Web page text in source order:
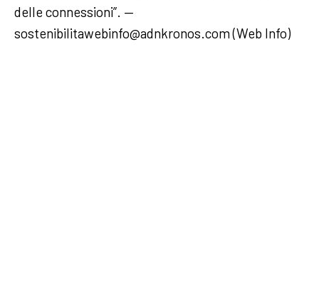
delle connessioni”. —
sostenibilitawebinfo@adnkronos.com (Web Info)